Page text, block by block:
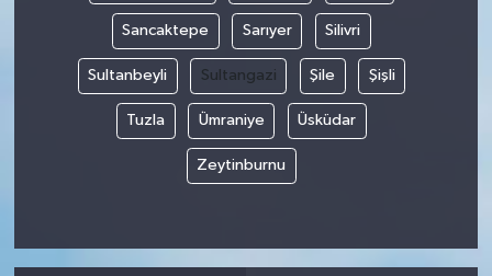
Sancaktepe Sarıyer Silivri
Sultanbeyli Sultangazi Şile Şişli
Tuzla Ümraniye Üsküdar
Zeytinburnu